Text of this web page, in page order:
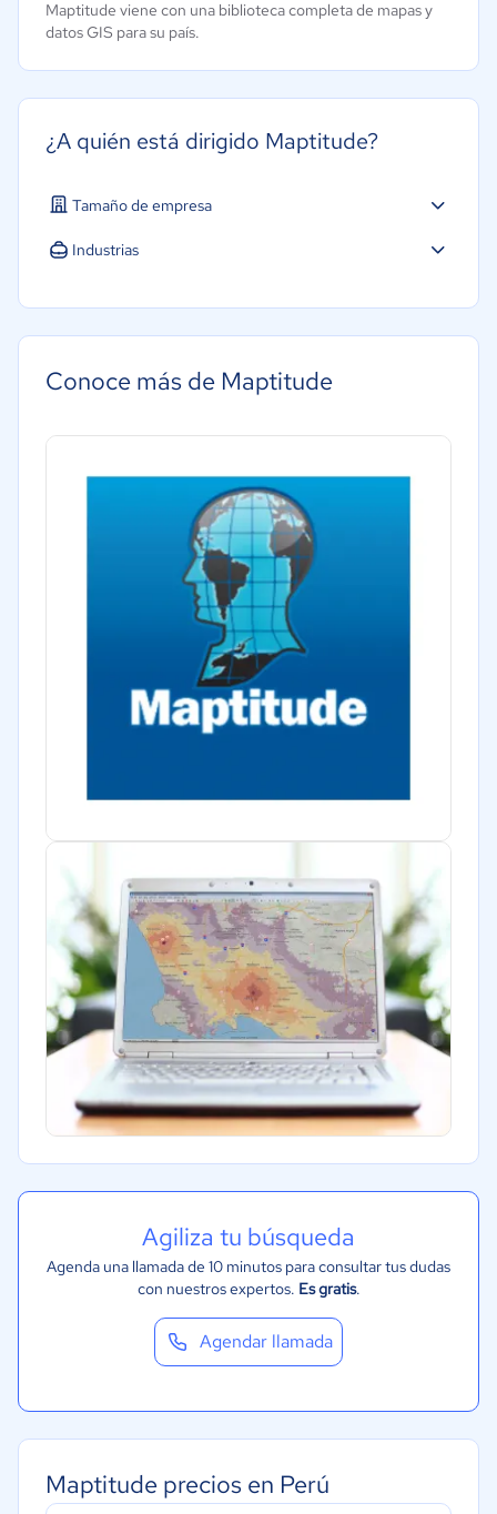
Maptitude viene con una biblioteca completa de mapas y
datos GIS para su país.
¿A quién está dirigido Maptitude?
Tamaño de empresa
Industrias
Conoce más de Maptitude
Agiliza tu búsqueda
Agenda una llamada de 10 minutos para consultar tus dudas
con nuestros expertos. Es gratis.
Agendar llamada
Maptitude precios en Perú